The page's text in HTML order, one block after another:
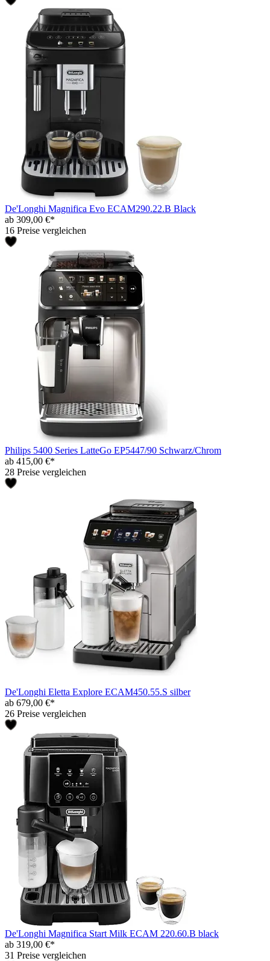
De'Longhi Magnifica Evo ECAM290.22.B Black
ab 309,00 €*
16 Preise vergleichen
Philips 5400 Series LatteGo EP5447/90 Schwarz/Chrom
ab 415,00 €*
28 Preise vergleichen
De'Longhi Eletta Explore ECAM450.55.S silber
ab 679,00 €*
26 Preise vergleichen
De'Longhi Magnifica Start Milk ECAM 220.60.B black
ab 319,00 €*
31 Preise vergleichen